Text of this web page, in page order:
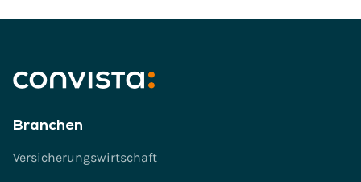
i
e
s
ä
Branchen
Versicherungswirtschaft